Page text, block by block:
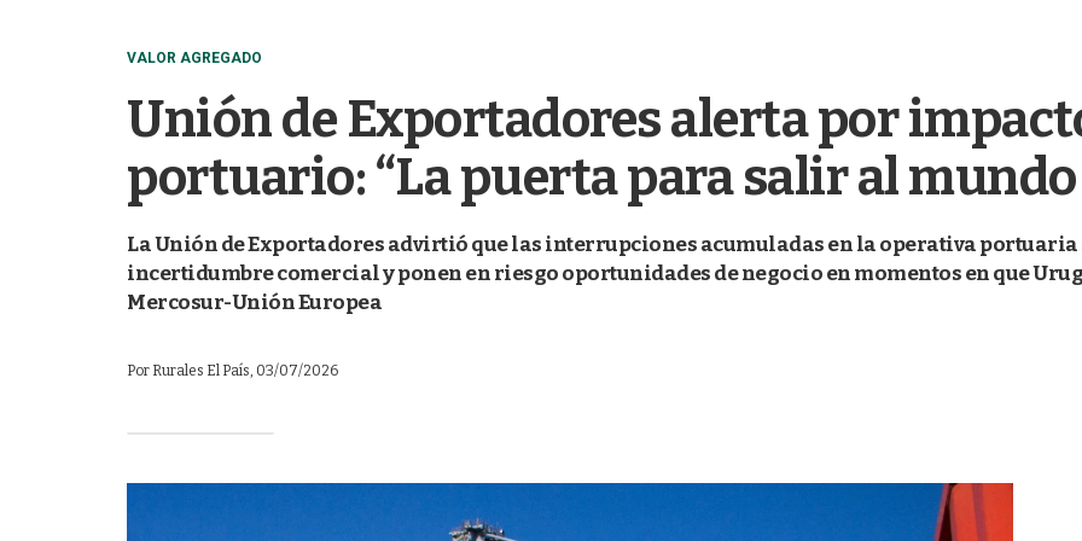
VALOR AGREGADO
Unión de Exportadores alerta por
portuario: “La puerta para salir al mundo
La Unión de Exportadores advirtió que las interrupciones acumuladas en la operativa
incertidumbre comercial y ponen en riesgo oportunidades de negocio en momentos en que
Mercosur-Unión Europea
Por Rurales El País, 03/07/2026